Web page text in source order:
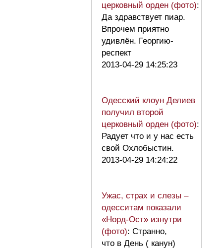
церковный орден (фото):
Да здравствует пиар.
Впрочем приятно
удивлён. Георгию-
респект
2013-04-29 14:25:23
Одесский клоун Делиев
получил второй
церковный орден (фото):
Радует что и у нас есть
свой Охлобыстин.
2013-04-29 14:24:22
Ужас, страх и слезы –
одесситам показали
«Норд-Ост» изнутри
(фото): Странно,
что в День ( канун)